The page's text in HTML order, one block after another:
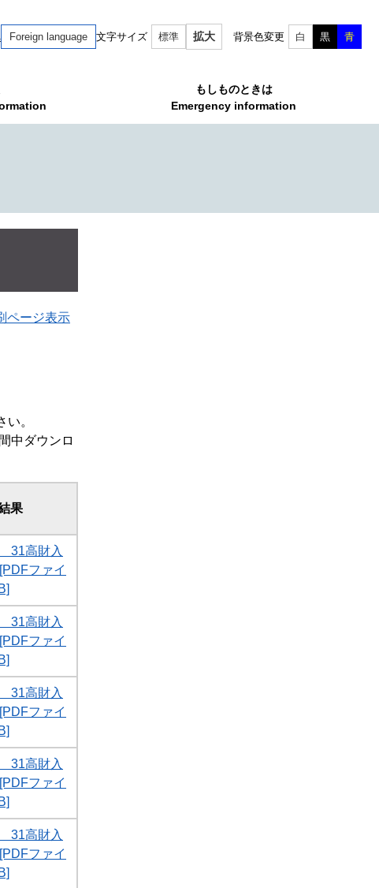
Foreign language 文字サイズ 標準 拡大 背景色変更 白 黒 青
もしものときは
Emergency information
ページ表示
い。
中ダウンロ
果
31高財入
ファイ
31高財入
ファイ
31高財入
ファイ
31高財入
ファイ
31高財入
ファイ